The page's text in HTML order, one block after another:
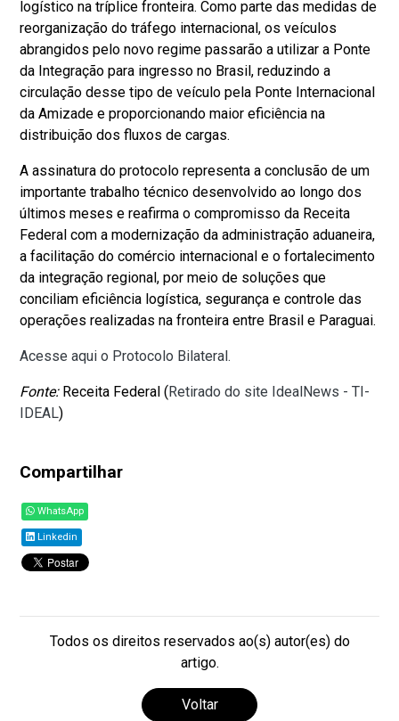
logístico na tríplice fronteira. Como parte das medidas de
reorganização do tráfego internacional, os veículos
abrangidos pelo novo regime passarão a utilizar a Ponte
da Integração para ingresso no Brasil, reduzindo a
circulação desse tipo de veículo pela Ponte Internacional
da Amizade e proporcionando maior eficiência na
distribuição dos fluxos de cargas.
A assinatura do protocolo representa a conclusão de um
importante trabalho técnico desenvolvido ao longo dos
últimos meses e reafirma o compromisso da Receita
Federal com a modernização da administração aduaneira,
a facilitação do comércio internacional e o fortalecimento
da integração regional, por meio de soluções que
conciliam eficiência logística, segurança e controle das
operações realizadas na fronteira entre Brasil e Paraguai.
Acesse aqui o Protocolo Bilateral.
Fonte:Receita Federal (Retirado do site IdealNews - TI-
IDEAL)
Compartilhar
WhatsApp
Linkedin
Todos os direitos reservados ao(s) autor(es) do
artigo.
Voltar